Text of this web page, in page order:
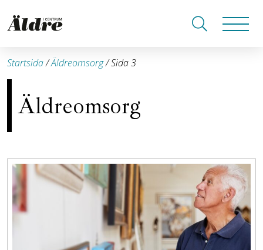
Startsida/Äldreomsorg/Sida 3
Äldreomsorg